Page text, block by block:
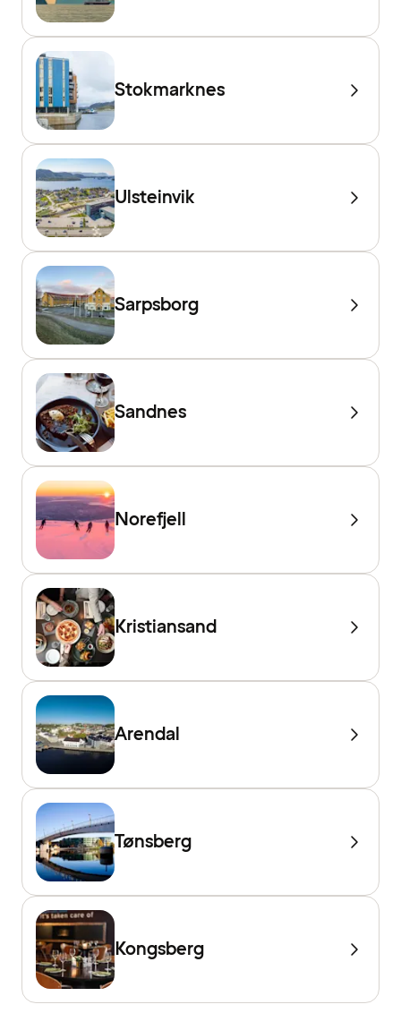
Stokmarknes
Ulsteinvik
Sarpsborg
Sandnes
Norefjell
Kristiansand
Arendal
Tønsberg
Kongsberg